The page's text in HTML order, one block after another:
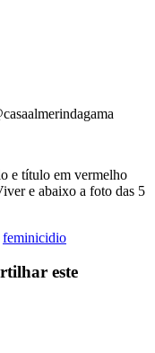
e título em vermelho
e abaixo a foto das 5
feminicidio
este